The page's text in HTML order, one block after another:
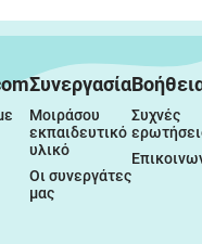
Συνεργασία
Μοιράσου
εκπαιδευτικό
υλικό
Οι συνεργάτες
μας
Συχνές